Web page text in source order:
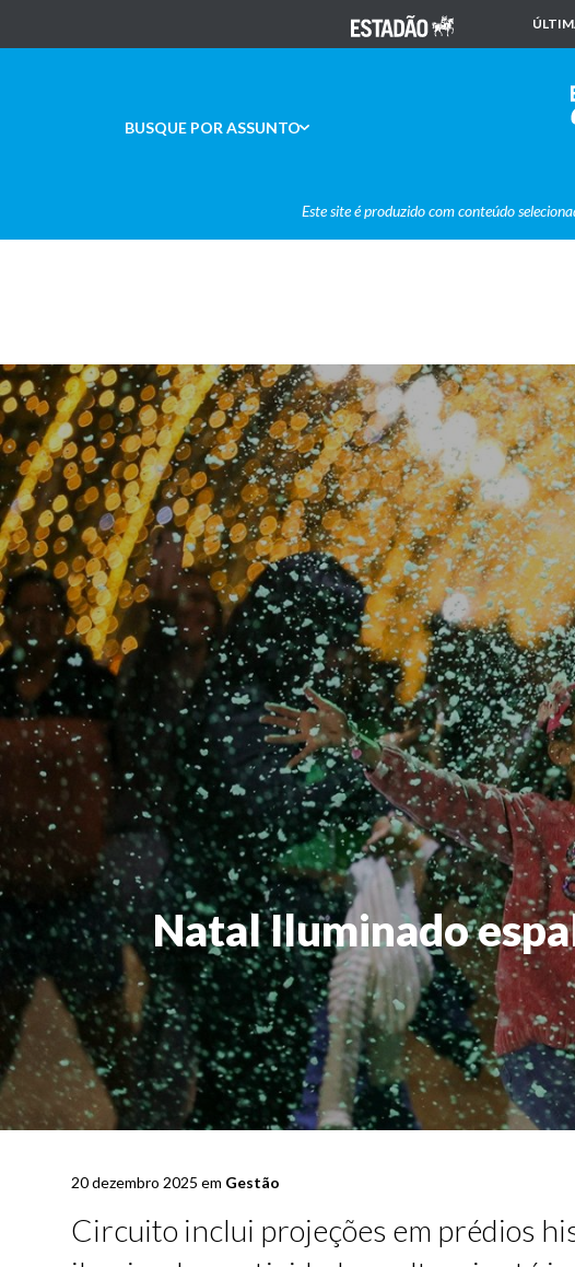
BUSQUE POR ASSUNTO
Este site é produzido com conteúdo
Natal Iluminado
20 dezembro 2025 em Gestão
Circuito inclui projeções em prédios